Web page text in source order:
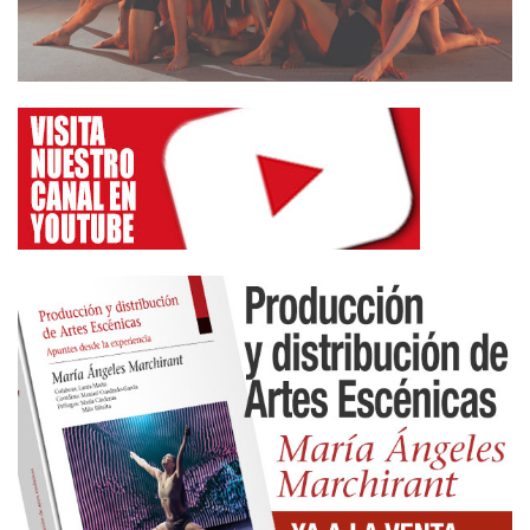
Lo que aquí indigna de este director, que da más
pena que risa en sus declaraciones, es su
sus inicios teatrales, si sacamos a relucir su
verdadera trayectoria de fiascos y tropelías
teatrales, esta revista no tiene páginas suficientes.
Uno mismo, para que el susodicho empiece a tapar
la bocaza de mentiroso, puedo recordarle algunos
ejemplos, como el fracaso de “Persecución”, su
primera dirección profesionalizada en 1978, donde
el cantante El Lebrijano lo dejó plantado en la
segunda función. O poco después, en el embrollo
con “Amargo”, donde el conocido coreógrafo Mario
Maya casi lo lleva a los tribunales por plagio. Pero
el más sonado fue el espectáculo-gala de apertura
del carnaval de Las Palmas, una versión del cuento